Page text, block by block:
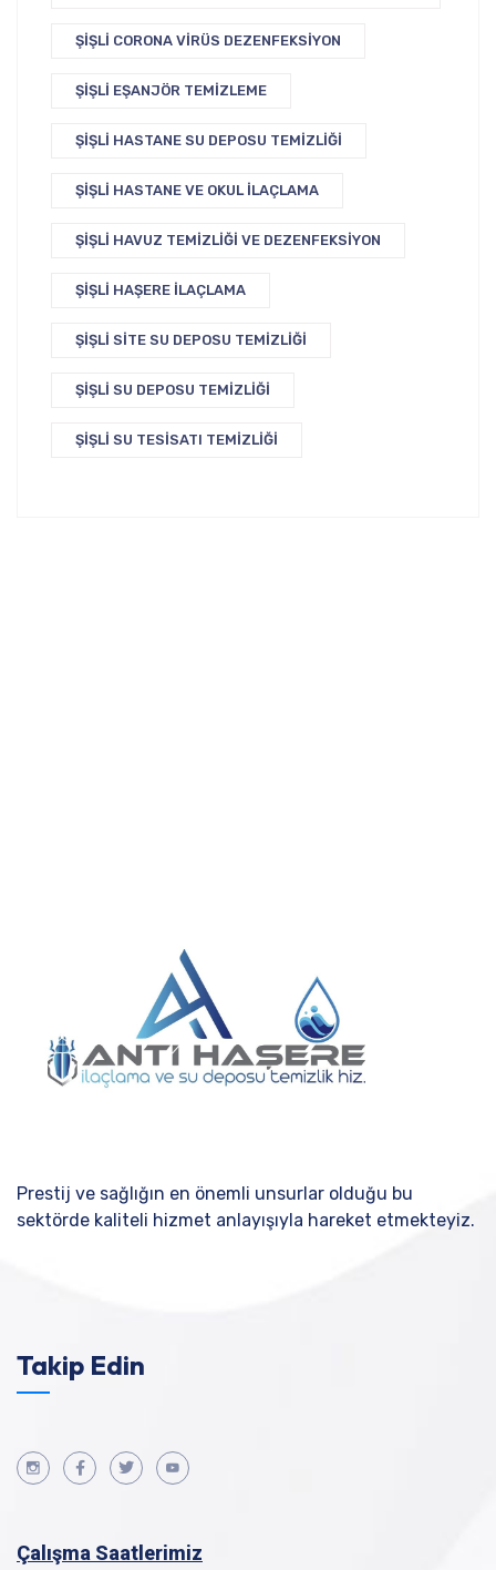
ŞIŞLI CORONA VIRÜS DEZENFEKSIYON
ŞIŞLI EŞANJÖR TEMIZLEME
ŞIŞLI HASTANE SU DEPOSU TEMIZLIĞI
ŞIŞLI HASTANE VE OKUL İLAÇLAMA
ŞIŞLI HAVUZ TEMIZLIĞI VE DEZENFEKSIYON
ŞIŞLI HAŞERE İLAÇLAMA
ŞIŞLI SITE SU DEPOSU TEMIZLIĞI
ŞIŞLI SU DEPOSU TEMIZLIĞI
ŞIŞLI SU TESISATI TEMIZLIĞI
Prestij ve sağlığın en önemli unsurlar olduğu bu
sektörde kaliteli hizmet anlayışıyla hareket etmekteyiz.
Takip Edin
Çalışma Saatlerimiz